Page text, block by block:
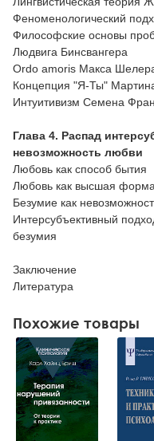
Феноменологический
Философские основы
Людвига Бинсвангера
Ordo amoris Макса
Концепция "Я-Ты"
Интуитивизм Семена
Глава 4. Распад
невозможность любви
Любовь как способ бытия
Любовь как высшая форма
Безумие как
Интерсубъективный
безумия
Заключение
Литература
Похожие товары